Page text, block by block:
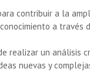
contribuir a la
a través
realizar un análisis
nuevas y